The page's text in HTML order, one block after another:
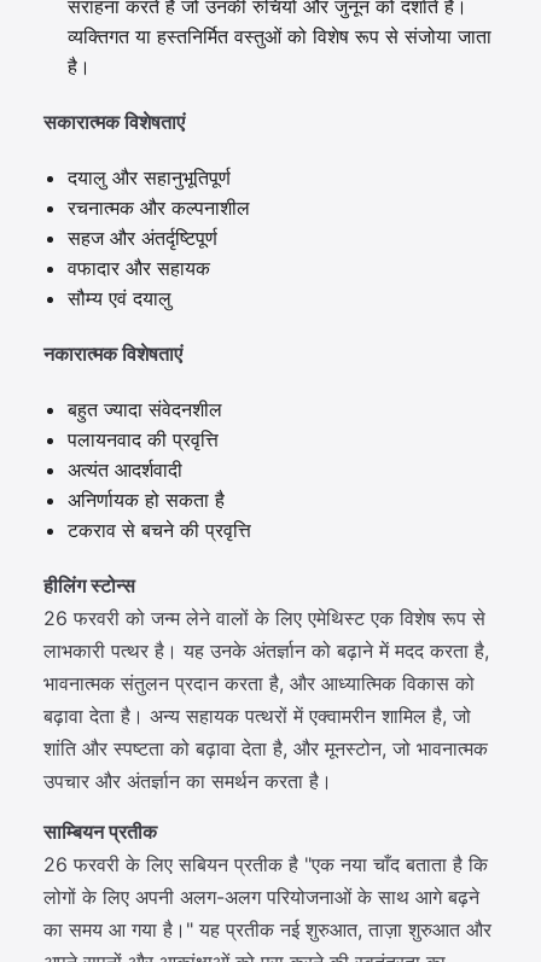
सराहना करते हैं जो उनकी रुचियों और जुनून को दर्शाते हैं।
व्यक्तिगत या हस्तनिर्मित वस्तुओं को विशेष रूप से संजोया जाता
है।
सकारात्मक विशेषताएं
दयालु और सहानुभूतिपूर्ण
रचनात्मक और कल्पनाशील
सहज और अंतर्दृष्टिपूर्ण
वफादार और सहायक
सौम्य एवं दयालु
नकारात्मक विशेषताएं
बहुत ज्यादा संवेदनशील
पलायनवाद की प्रवृत्ति
अत्यंत आदर्शवादी
अनिर्णायक हो सकता है
टकराव से बचने की प्रवृत्ति
हीलिंग स्टोन्स
26 फरवरी को जन्म लेने वालों के लिए एमेथिस्ट एक विशेष रूप से
लाभकारी पत्थर है। यह उनके अंतर्ज्ञान को बढ़ाने में मदद करता है,
भावनात्मक संतुलन प्रदान करता है, और आध्यात्मिक विकास को
बढ़ावा देता है। अन्य सहायक पत्थरों में एक्वामरीन शामिल है, जो
शांति और स्पष्टता को बढ़ावा देता है, और मूनस्टोन, जो भावनात्मक
उपचार और अंतर्ज्ञान का समर्थन करता है।
साम्बियन प्रतीक
26 फरवरी के लिए सबियन प्रतीक है "एक नया चाँद बताता है कि
लोगों के लिए अपनी अलग-अलग परियोजनाओं के साथ आगे बढ़ने
का समय आ गया है।" यह प्रतीक नई शुरुआत, ताज़ा शुरुआत और